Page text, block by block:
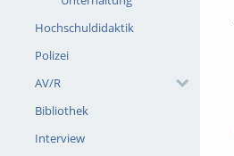
Hochschuldidaktik
Polizei
AV/R
Bibliothek
Interview